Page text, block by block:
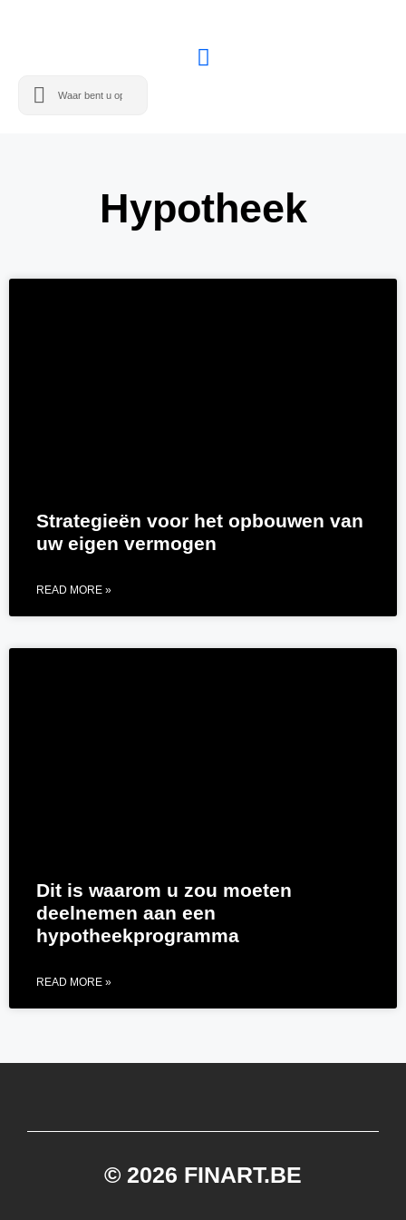
Hypotheek
Strategieën voor het opbouwen van
uw eigen vermogen
READ MORE »
Dit is waarom u zou moeten
deelnemen aan een
hypotheekprogramma
READ MORE »
© 2026 FINART.BE